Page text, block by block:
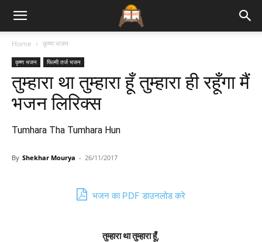
Bhajan
Lyrics
Home कृष्ण भजन
कृष्ण भजन फिल्मी तर्ज भजन
तुम्हारा था तुम्हारा हूँ तुम्हारा ही रहूँगा मैं
भजन लिरिक्स
Tumhara Tha Tumhara Hun
By Shekhar Mourya - 26/11/2017
भजन का PDF डाउनलोड करे
तुम्हारा था तुम्हारा हूँ,